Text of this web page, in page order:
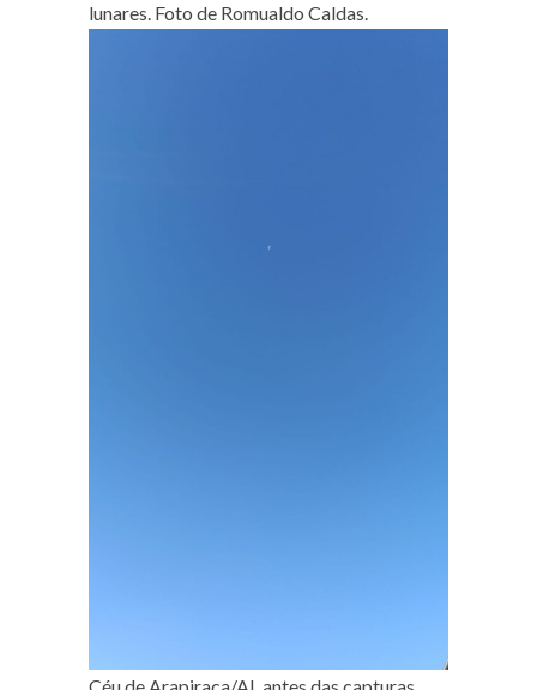
lunares. Foto de Romualdo Caldas.
Céu de Arapiraca/AL antes das capturas